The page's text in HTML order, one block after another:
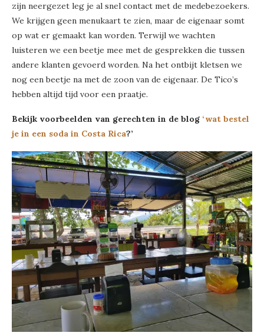
zijn neergezet leg je al snel contact met de medebezoekers.
We krijgen geen menukaart te zien, maar de eigenaar somt
op wat er gemaakt kan worden. Terwijl we wachten
luisteren we een beetje mee met de gesprekken die tussen
andere klanten gevoerd worden. Na het ontbijt kletsen we
nog een beetje na met de zoon van de eigenaar. De Tico’s
hebben altijd tijd voor een praatje.
Bekijk voorbeelden van gerechten in de blog ‘wat bestel
je in een soda in Costa Rica?’